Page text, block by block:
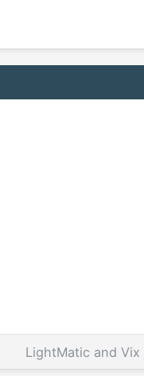
LightMatic andVix